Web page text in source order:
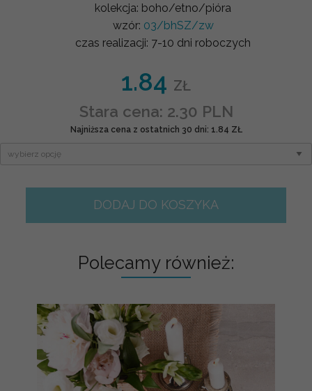
kolekcja: boho/etno/pióra
wzór: 03/bhSZ/zw
czas realizacji: 7-10 dni roboczych
1.84 ZŁ
Stara cena: 2.30 PLN
Najniższa cena z ostatnich 30 dni: 1.84 ZŁ
DODAJ DO KOSZYKA
Polecamy również: